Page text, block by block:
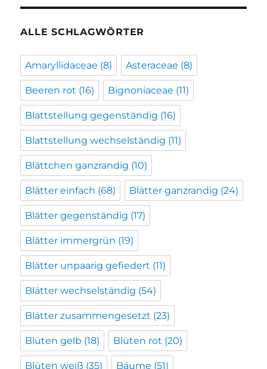
ALLE SCHLAGWÖRTER
Amaryllidaceae (8) Asteraceae (8)
Beeren rot (16) Bignoniaceae (11)
Blattstellung gegenständig (16)
Blattstellung wechselständig (11)
Blättchen ganzrandig (10)
Blätter einfach (68) Blätter ganzrandig (24)
Blätter gegenständig (17)
Blätter immergrün (19)
Blätter unpaarig gefiedert (11)
Blätter wechselständig (54)
Blätter zusammengesetzt (23)
Blüten gelb (18) Blüten rot (20)
Blüten weiß (35) Bäume (51)